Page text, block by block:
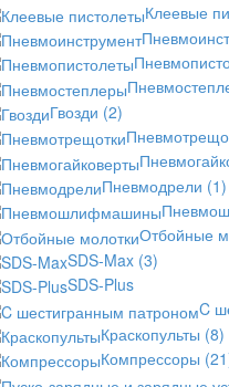
Клеевые
Гвозди (2)
Пневмодрели (1)
Отбойные
SDS-Max (3)
SDS-Plus
C
Краскопульты (8)
Компрессоры